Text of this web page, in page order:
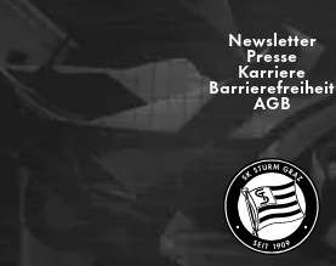
Newsletter
Presse
Karriere
Barrierefreiheit
AGB